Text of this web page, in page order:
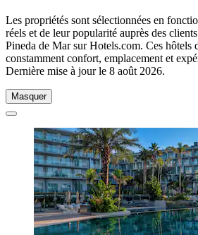
Les propriétés sont sélectionnées en
réels et de leur popularité auprès des
Pineda de Mar sur Hotels.com. Ces hôtels
constamment confort, emplacement et
Dernière mise à jour le 8 août 2026.
Masquer